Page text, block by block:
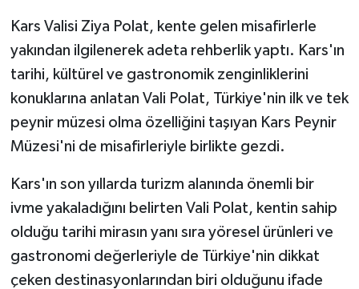
Kars Valisi Ziya Polat, kente gelen misafirlerle
yakından ilgilenerek adeta rehberlik yaptı. Kars'ın
tarihi, kültürel ve gastronomik zenginliklerini
konuklarına anlatan Vali Polat, Türkiye'nin ilk ve tek
peynir müzesi olma özelliğini taşıyan Kars Peynir
Müzesi'ni de misafirleriyle birlikte gezdi.
Kars'ın son yıllarda turizm alanında önemli bir
ivme yakaladığını belirten Vali Polat, kentin sahip
olduğu tarihi mirasın yanı sıra yöresel ürünleri ve
gastronomi değerleriyle de Türkiye'nin dikkat
çeken destinasyonlarından biri olduğunu ifade
GÜNDEM
Güvenlik
HABERDE İNSAN
İNSAN
İş Dünyası
Jandarma